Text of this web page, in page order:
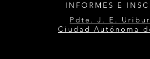
INFORMES E
Pdte. J. E.
Ciudad Autónoma